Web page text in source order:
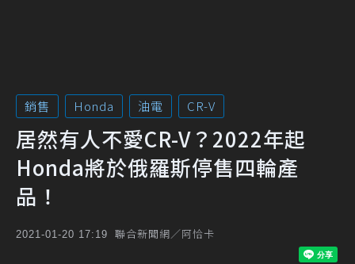
銷售 Honda 油電 CR-V
居然有人不愛CR-V？2022年起
Honda將於俄羅斯停售四輪產
品！
2021-01-20 17:19 聯合新聞網／阿恰卡